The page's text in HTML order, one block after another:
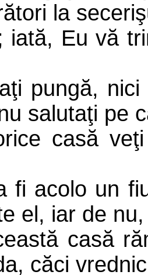
la
iată, Eu vă
pungă,
salutaţi pe
casă
fi acolo un
el, iar de
casă
căci